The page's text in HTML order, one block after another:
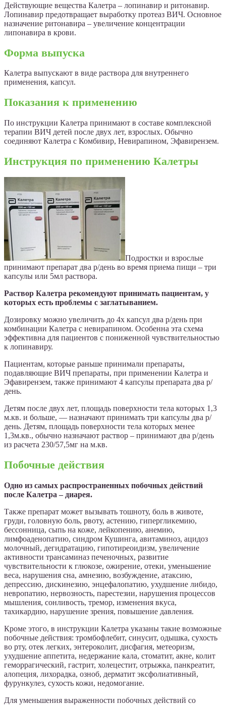
Действующие вещества Калетра – лопинавир и ритонавир.
Лопинавир предотвращает выработку протеаз ВИЧ. Основное
назначение ритонавира – увеличение концентрации
липонавира в крови.
Форма выпуска
Калетра выпускают в виде раствора для внутреннего
применения, капсул.
Показания к применению
По инструкции Калетра принимают в составе комплексной
терапии ВИЧ детей после двух лет, взрослых. Обычно
соединяют Калетра с Комбивир, Невирапином, Эфавирензем.
Инструкция по применению Калетры
Подростки и взрослые
принимают препарат два р/день во время приема пищи – три
капсулы или 5мл раствора.
Раствор Калетра рекомендуют принимать пациентам, у
которых есть проблемы с заглатыванием.
Дозировку можно увеличить до 4х капсул два р/день при
комбинации Калетра с невирапином. Особенна эта схема
эффективна для пациентов с пониженной чувствительностью
к лопинавиру.
Пациентам, которые раньше принимали препараты,
подавляющие ВИЧ препараты, при применении Калетра и
Эфавирензем, также принимают 4 капсулы препарата два р/
день.
Детям после двух лет, площадь поверхности тела которых 1,3
м.кв. и больше, — назначают принимать три капсулы два р/
день. Детям, площадь поверхности тела которых менее
1,3м.кв., обычно назначают раствор – принимают два р/день
из расчета 230/57,5мг на м.кв.
Побочные действия
Одно из самых распространенных побочных действий
после Калетра – диарея.
Также препарат может вызывать тошноту, боль в животе,
груди, головную боль, рвоту, астению, гипергликемию,
бессонница, сыпь на коже, лейкопению, анемию,
лимфоаденопатию, синдром Кушинга, авитаминоз, ацидоз
молочный, дегидратацию, гипотиреоидизм, увеличение
активности трансаминаз печеночных, развитие
чувствительности к глюкозе, ожирение, отеки, уменьшение
веса, нарушения сна, амнезию, возбуждение, атаксию,
депрессию, дискинезию, энцефалопатию, ухудшение либидо,
невропатию, нервозность, парестезии, нарушения процессов
мышления, сонливость, тремор, изменения вкуса,
тахикардию, нарушение зрения, повышение давления.
Кроме этого, в инструкции Калетра указаны такие возможные
побочные действия: тромбофлебит, синусит, одышка, сухость
во рту, отек легких, энтероколит, дисфагия, метеоризм,
ухудшение аппетита, недержание кала, стоматит, акне, колит
геморрагический, гастрит, холецестит, отрыжка, панкреатит,
алопеция, лихорадка, озноб, дерматит эксфолиативный,
фурункулез, сухость кожи, недомогание.
Для уменьшения выраженности побочных действий со